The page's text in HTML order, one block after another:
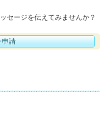
セージを伝えてみませんか？
申請